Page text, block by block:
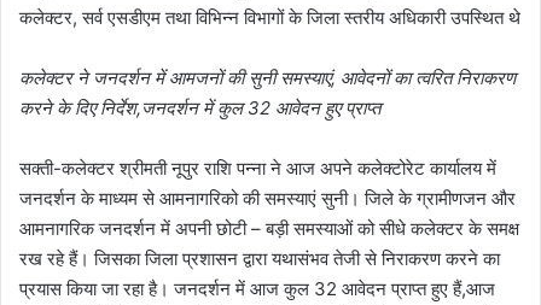
कलेक्टर, सर्व एसडीएम तथा विभिन्न विभागों के जिला स्तरीय अधिकारी उपस्थित थे
कलेक्टर ने जनदर्शन में आमजनों की सुनी समस्याएं, आवेदनों का त्वरित निराकरण
करने के दिए निर्देश,जनदर्शन में कुल 32 आवेदन हुए प्राप्त
सक्ती-कलेक्टर श्रीमती नूपुर राशि पन्ना ने आज अपने कलेक्टोरेट कार्यालय में
जनदर्शन के माध्यम से आमनागरिको की समस्याएं सुनी। जिले के ग्रामीणजन और
आमनागरिक जनदर्शन में अपनी छोटी – बड़ी समस्याओं को सीधे कलेक्टर के समक्ष
रख रहे हैं। जिसका जिला प्रशासन द्वारा यथासंभव तेजी से निराकरण करने का
प्रयास किया जा रहा है। जनदर्शन में आज कुल 32 आवेदन प्राप्त हुए हैं,आज